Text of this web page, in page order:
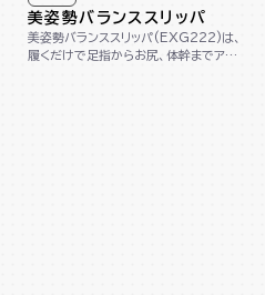
美姿勢バランススリッパ
美姿勢バランススリッパ(EXG222)は、
履くだけで足指からお尻、体幹までアプ